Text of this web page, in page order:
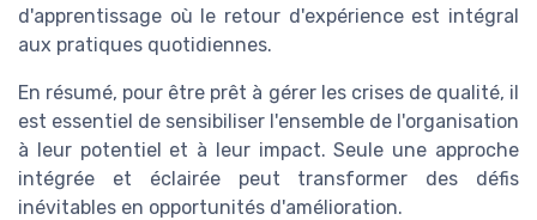
d'apprentissage où le retour d'expérience est intégral
aux pratiques quotidiennes.
En résumé, pour être prêt à gérer les crises de qualité, il
est essentiel de sensibiliser l'ensemble de l'organisation
à leur potentiel et à leur impact. Seule une approche
intégrée et éclairée peut transformer des défis
inévitables en opportunités d'amélioration.